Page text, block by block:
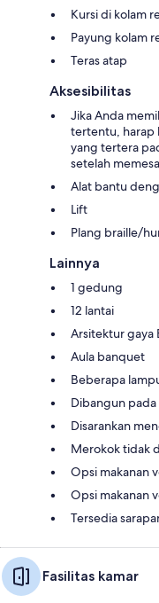
Kursi di kolam
Payung kolam
Teras atap
Aksesibilitas
Jika Anda
tertentu, harap
yang tertera
setelah
Alat bantu
Lift
Plang braille/
Lainnya
1 gedung
12 lantai
Arsitektur gaya
Aula banquet
Beberapa
Dibangun pada
Disarankan
Merokok tidak
Opsi makanan
Opsi makanan
Tersedia
Fasilitas kamar